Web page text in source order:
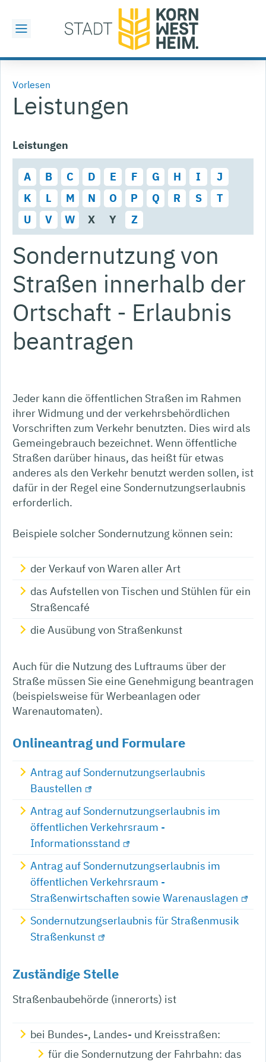
Vorlesen
Leistungen
Leistungen
A B C D E F G H I
J
K
L M N O P Q R S
T
U
V W X Y Z
Sondernutzung von
Straßen innerhalb der
Ortschaft - Erlaubnis
beantragen
Jeder kann die öffentlichen Straßen im Rahmen
ihrer Widmung und der verkehrsbehördlichen
Vorschriften zum Verkehr benutzten. Dies wird als
Gemeingebrauch bezeichnet. Wenn öffentliche
Straßen darüber hinaus, das heißt für etwas
anderes als den Verkehr benutzt werden sollen, ist
dafür in der Regel eine Sondernutzungserlaubnis
erforderlich.
Beispiele solcher Sondernutzung können sein:
der Verkauf von Waren aller Art
das Aufstellen von Tischen und Stühlen für ein
Straßencafé
die Ausübung von Straßenkunst
Auch für die Nutzung des Luftraums über der
Straße müssen Sie eine Genehmigung beantragen
(beispielsweise für Werbeanlagen oder
Warenautomaten).
Onlineantrag und Formulare
Antrag auf Sondernutzungserlaubnis
Baustellen
Antrag auf Sondernutzungserlaubnis im
öffentlichen Verkehrsraum -
Informationsstand
Antrag auf Sondernutzungserlaubnis im
öffentlichen Verkehrsraum -
Straßenwirtschaften sowie Warenauslagen
Sondernutzungserlaubnis für Straßenmusik
Straßenkunst
Zuständige Stelle
Straßenbaubehörde (innerorts) ist
bei Bundes-, Landes- und Kreisstraßen:
für die Sondernutzung der Fahrbahn: das